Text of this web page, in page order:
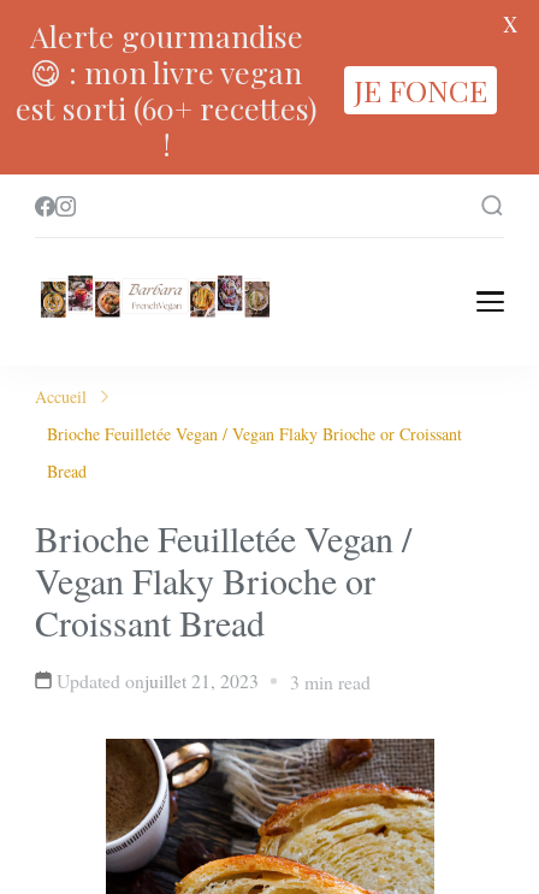
Accueil
Brioche Feuilletée Vegan / Vegan Flaky Brioche or Croissant
Bread
Brioche Feuilletée Vegan /
Vegan Flaky Brioche or
Croissant Bread
Updated onjuillet 21, 2023 3 min read
Alerte gourmandise
😋 : mon livre vegan
est sorti (60+ recettes)
!
JE FONCE
X